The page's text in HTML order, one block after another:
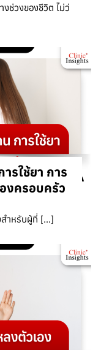
งช่วงของชีวิต ไม่ว่
รใช้ยา การ
งครอบครัว
สำหรับผู้ที่ […]